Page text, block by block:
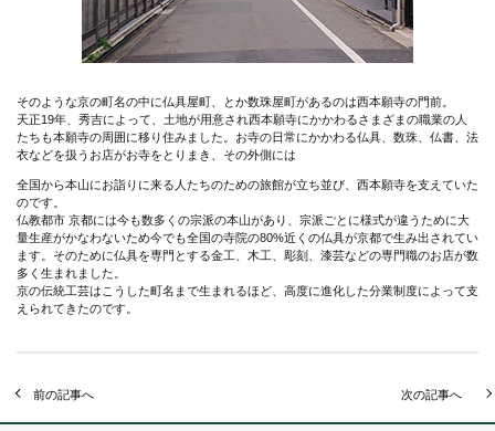
そのような京の町名の中に仏具屋町、とか数珠屋町があるのは西本願寺の門前。
天正19年、秀吉によって、土地が用意され西本願寺にかかわるさまざまの職業の人
たちも本願寺の周囲に移り住みました。お寺の日常にかかわる仏具、数珠、仏書、法
衣などを扱うお店がお寺をとりまき、その外側には
全国から本山にお詣りに来る人たちのための旅館が立ち並び、西本願寺を支えていた
のです。
仏教都市 京都には今も数多くの宗派の本山があり、宗派ごとに様式が違うために大
量生産がかなわないため今でも全国の寺院の80%近くの仏具が京都で生み出されてい
ます。そのために仏具を専門とする金工、木工、彫刻、漆芸などの専門職のお店が数
多く生まれました。
京の伝統工芸はこうした町名まで生まれるほど、高度に進化した分業制度によって支
えられてきたのです。
前の記事へ 次の記事へ